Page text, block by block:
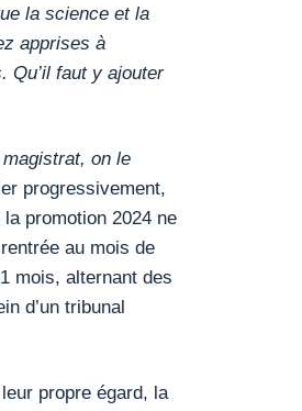
la science et la
apprises à
Qu’il faut y ajouter
on le
progressivement,
promotion 2024 ne
au mois de
mois, alternant des
d’un tribunal
propre égard, la